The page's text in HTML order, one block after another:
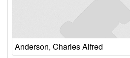
Anderson, Charles Alfred